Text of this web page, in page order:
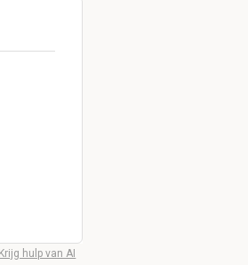
Krijg hulp van AI